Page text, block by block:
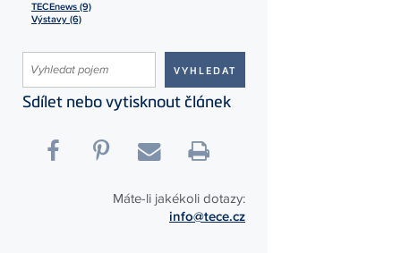
TECEnews (9)
Výstavy (6)
Sdílet nebo vytisknout článek
Máte-li jakékoli dotazy:
info@tece.cz